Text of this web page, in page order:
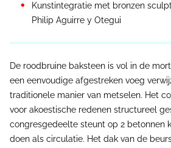
Kunstintegratie met bronzen
Philip Aguirre y Otegui
De roodbruine baksteen is vol in de
een eenvoudige afgestreken voeg
traditionele manier van metselen. Het
voor akoestische redenen structureel
congresgedeelte steunt op 2 betonnen
doen als circulatie. Het dak van de